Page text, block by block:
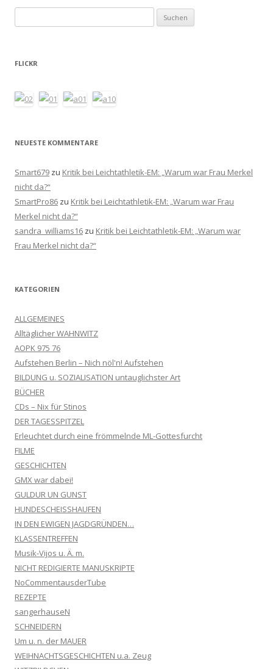
nach:
FLICKR
NEUESTE KOMMENTARE
Smart679 zu Kritik bei Leichtathletik-EM: „Warum war Frau Merkel
nicht da?“
SmartPro86 zu Kritik bei Leichtathletik-EM: „Warum war Frau
Merkel nicht da?“
sandra_williams16 zu Kritik bei Leichtathletik-EM: „Warum war
Frau Merkel nicht da?“
KATEGORIEN
ALLGEMEINES
Alltäglicher WAHNWITZ
AOPK 975 76
Aufstehen Berlin – Nich nöl'n! Aufstehen
BILDUNG u. SOZIALISATION untauglichster Art
BÜCHER
CDs – Nix für Stinos
DER TAGESSPITZEL
Erleuchtet durch eine frömmelnde ML-Gottesfurcht
FILME
GESCHICHTEN
GMX war dabei!
GULDUR UN GUNST
HUNDESCHEISSHAUFEN
IN DEN EWIGEN JAGDGRÜNDEN…
KLASSENTREFFEN
Musik-Vijos u. Ä. m.
NICHT REDIGIERTE MANUSKRIPTE
NoCommentausderTube
REZEPTE
sangerhauseN
SCHNEIDERN
Um u. n. der MAUER
WEIHNACHTSGESCHICHTEN u.a. Zeug